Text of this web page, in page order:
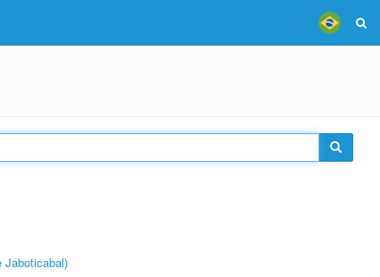
Jaboticabal)